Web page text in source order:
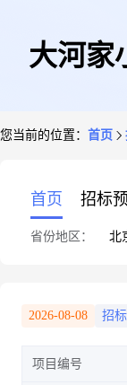
大河家
您当前的位置： 首页
首页 招标
省份地区： 北
2026-08-08 招
项目编号